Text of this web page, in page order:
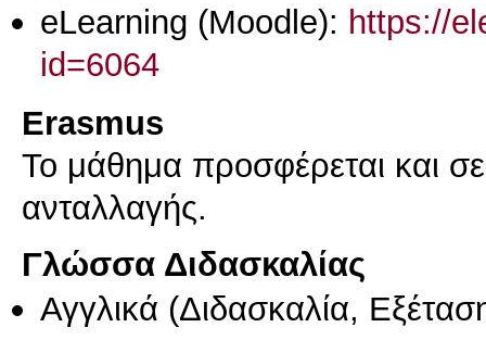
eLearning (Moodle): https://
id=6064
Erasmus
Το μάθημα προσφέρεται και
ανταλλαγής.
Γλώσσα Διδασκαλίας
Αγγλικά (Διδασκαλία,